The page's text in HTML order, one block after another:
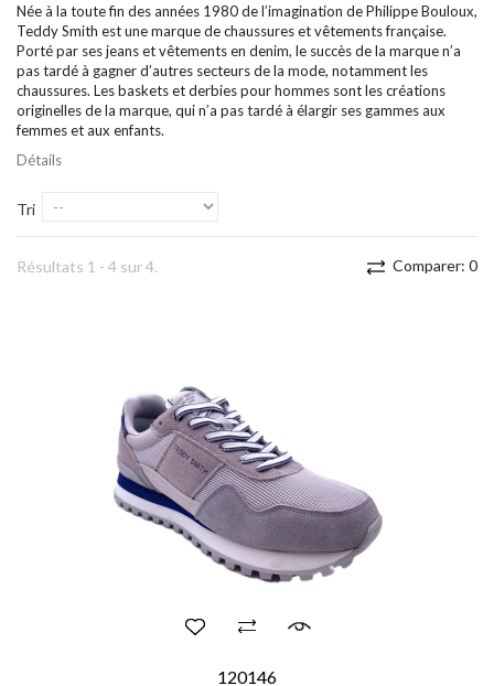
Née à la toute fin des années 1980 de l’imagination de Philippe Bouloux,
Teddy Smith est une marque de chaussures et vêtements française.
Porté par ses jeans et vêtements en denim, le succès de la marque n’a
pas tardé à gagner d’autres secteurs de la mode, notamment les
chaussures. Les baskets et derbies pour hommes sont les créations
originelles de la marque, qui n’a pas tardé à élargir ses gammes aux
femmes et aux enfants.
Détails
Tri
Comparer: 0
Résultats 1 - 4 sur 4.
120146